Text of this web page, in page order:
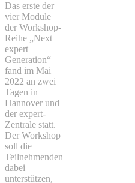
Das erste der
vier Module
der Workshop-
Reihe „Next
expert
Generation“
fand im Mai
2022 an zwei
Tagen in
Hannover und
der expert-
Zentrale statt.
Der Workshop
soll die
Teilnehmenden
dabei
unterstützen,